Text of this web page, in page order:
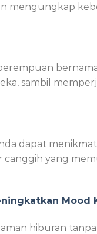
sambil
dapat
canggih yang
Mood
hiburan